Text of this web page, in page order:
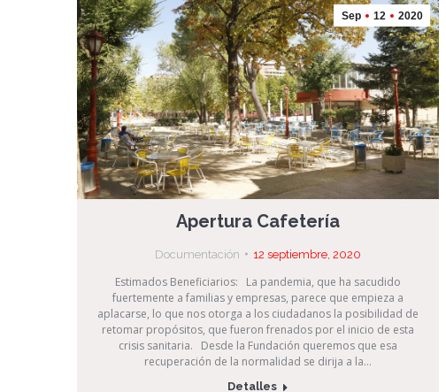
Sep 12 2020
Apertura Cafetería
Documentación 12 septiembre, 2020
Estimados Beneficiarios: La pandemia, que ha sacudido
fuertemente a familias y empresas, parece que empieza a
aplacarse, lo que nos otorga a los ciudadanos la posibilidad de
retomar propósitos, que fueron frenados por el inicio de esta
crisis sanitaria. Desde la Fundación queremos que esa
recuperación de la normalidad se dirija a la…
Detalles